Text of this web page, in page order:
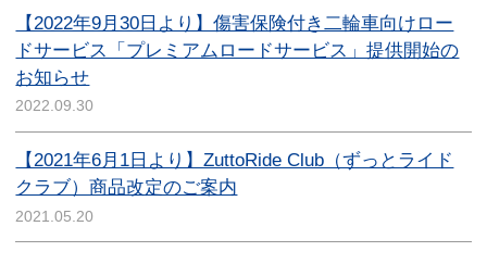
【2022年9月30日より】傷害保険付き二輪車向けロー
ドサービス「プレミアムロードサービス」提供開始の
お知らせ
2022.09.30
【2021年6月1日より】ZuttoRide Club（ずっとライド
クラブ）商品改定のご案内
2021.05.20